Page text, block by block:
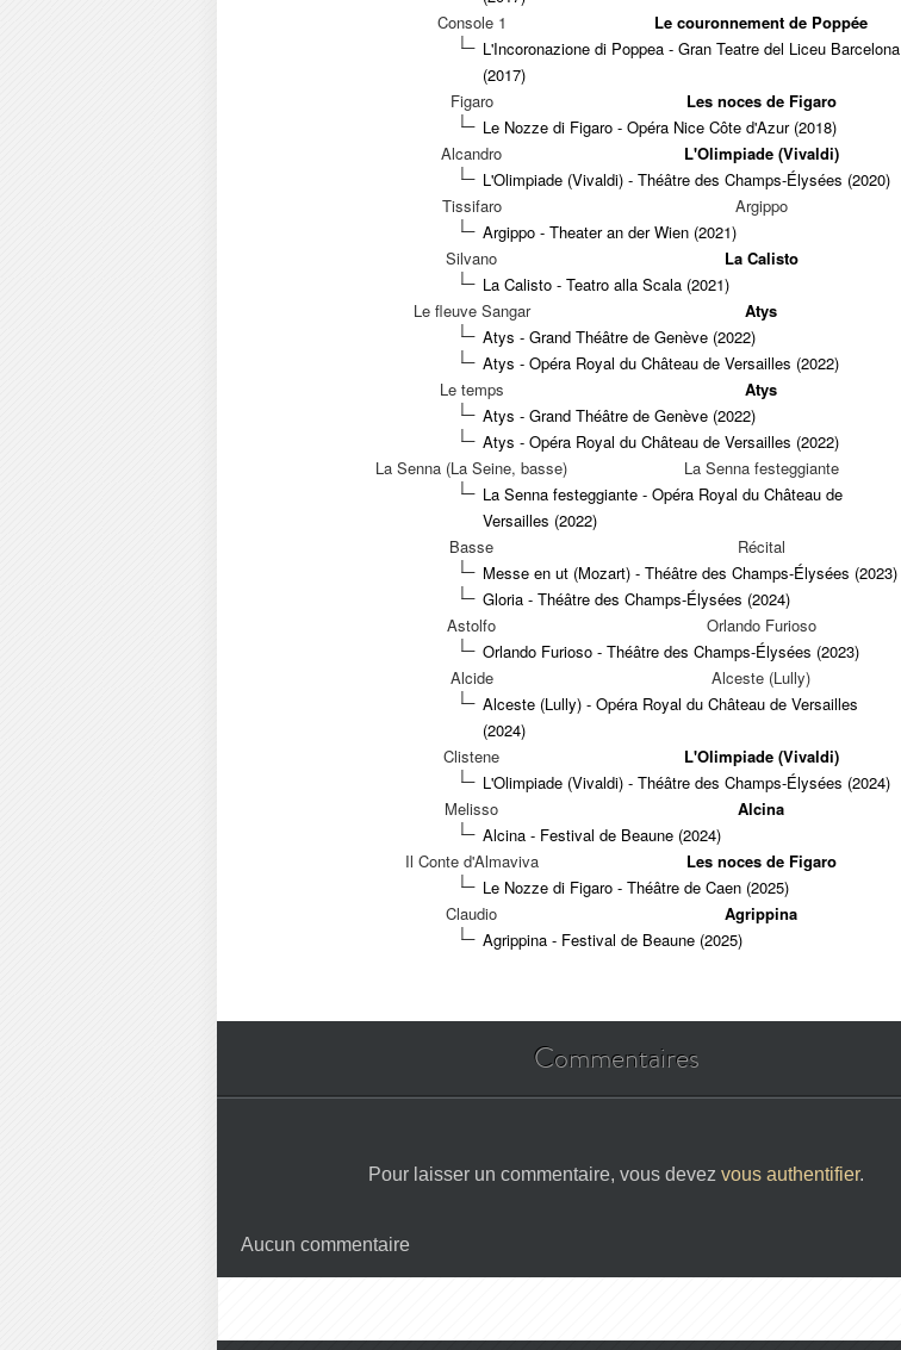
Console 1
Le couronnement de Poppée
L'Incoronazione di Poppea - Gran Teatre del Liceu Barcelona
(2017)
Figaro
Les noces de Figaro
Le Nozze di Figaro - Opéra Nice Côte d'Azur (2018)
Alcandro
L'Olimpiade (Vivaldi)
L'Olimpiade (Vivaldi) - Théâtre des Champs-Élysées (2020)
Tissifaro
Argippo
Argippo - Theater an der Wien (2021)
Silvano
La Calisto
La Calisto - Teatro alla Scala (2021)
Le fleuve Sangar
Atys
Atys - Grand Théâtre de Genève (2022)
Atys - Opéra Royal du Château de Versailles (2022)
Le temps
Atys
Atys - Grand Théâtre de Genève (2022)
Atys - Opéra Royal du Château de Versailles (2022)
La Senna (La Seine, basse)
La Senna festeggiante
La Senna festeggiante - Opéra Royal du Château de
Versailles (2022)
Basse
Récital
Messe en ut (Mozart) - Théâtre des Champs-Élysées (2023)
Gloria - Théâtre des Champs-Élysées (2024)
Astolfo
Orlando Furioso
Orlando Furioso - Théâtre des Champs-Élysées (2023)
Alcide
Alceste (Lully)
Alceste (Lully) - Opéra Royal du Château de Versailles
(2024)
Clistene
L'Olimpiade (Vivaldi)
L'Olimpiade (Vivaldi) - Théâtre des Champs-Élysées (2024)
Melisso
Alcina
Alcina - Festival de Beaune (2024)
Il Conte d'Almaviva
Les noces de Figaro
Le Nozze di Figaro - Théâtre de Caen (2025)
Claudio
Agrippina
Agrippina - Festival de Beaune (2025)
Commentaires
Pour laisser un commentaire, vous devez vous authentifier.
Aucun commentaire